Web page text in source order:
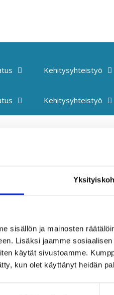
sisällön ja mainosten
Lisäksi jaamme
käytät sivustoamme.
kun olet käyttänyt heidän
Kehitysyhteistyö
Kehitysyhteistyö
Taksvärkki ry
Siltasaarenkatu 4, 7. krs,